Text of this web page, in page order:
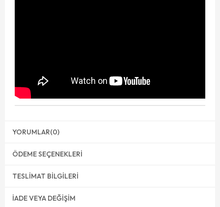
YORUMLAR(0)
ÖDEME SEÇENEKLERI
TESLIMAT BILGILERI
İADE VEYA DEĞIŞIM